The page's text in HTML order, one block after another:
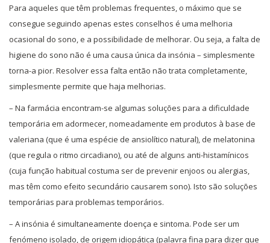
Para aqueles que têm problemas frequentes, o máximo que se
consegue seguindo apenas estes conselhos é uma melhoria
ocasional do sono, e a possibilidade de melhorar. Ou seja, a falta de
higiene do sono não é uma causa única da insónia – simplesmente
torna-a pior. Resolver essa falta então não trata completamente,
simplesmente permite que haja melhorias.
– Na farmácia encontram-se algumas soluções para a dificuldade
temporária em adormecer, nomeadamente em produtos à base de
valeriana (que é uma espécie de ansiolítico natural), de melatonina
(que regula o ritmo circadiano), ou até de alguns anti-histamínicos
(cuja função habitual costuma ser de prevenir enjoos ou alergias,
mas têm como efeito secundário causarem sono). Isto são soluções
temporárias para problemas temporários.
– A insónia é simultaneamente doença e sintoma. Pode ser um
fenómeno isolado, de origem idiopática (palavra fina para dizer que